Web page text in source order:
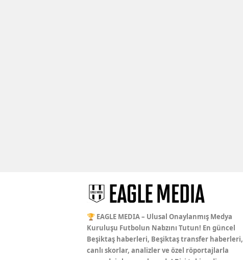
🏆 EAGLE MEDIA – Ulusal Onaylanmış Medya
Kuruluşu Futbolun Nabzını Tutun! En güncel
Beşiktaş haberleri, Beşiktaş transfer haberleri,
canlı skorlar, analizler ve özel röportajlarla